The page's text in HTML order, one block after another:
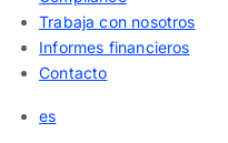
Trabaja con nosotros
Informes financieros
Contacto
es